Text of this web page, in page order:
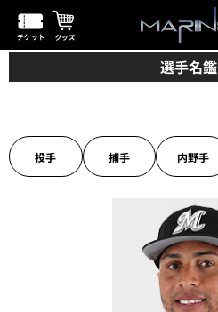
選手名鑑
投手 捕手 内野手